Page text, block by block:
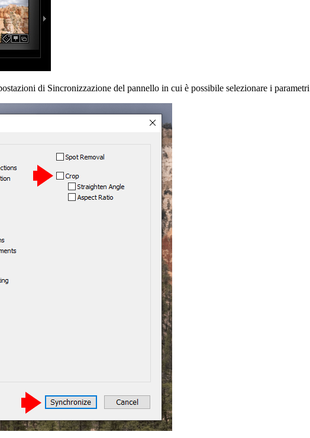
di Sincronizzazione del pannello in cui è possibile selezionare i parametri